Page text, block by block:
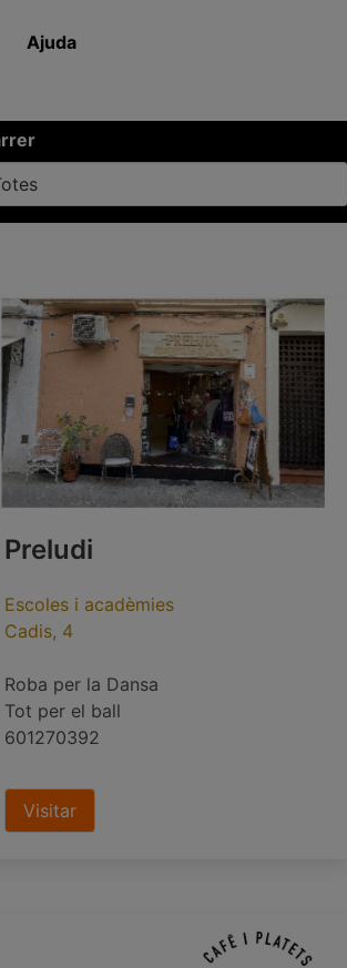
Ajuda
Preludi
Escoles i acadèmies
Cadis, 4
Roba per la Dansa
Tot per el ball
601270392
Visitar